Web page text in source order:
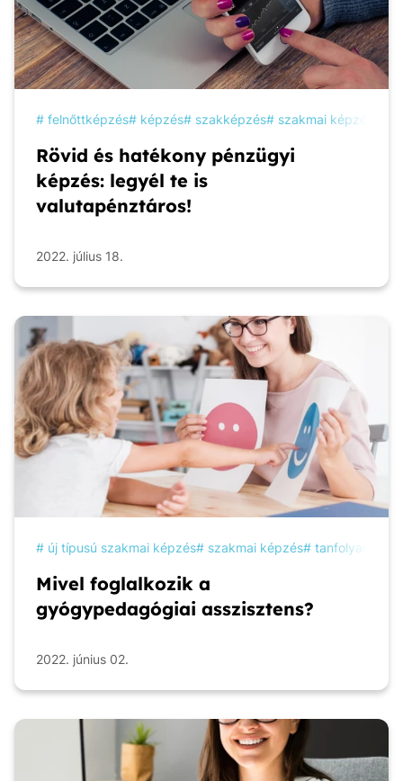
felnőttképzés képzés szakképzés szakmai képzés
Rövid és hatékony pénzügyi
képzés: legyél te is
valutapénztáros!
2022. július 18.
új típusú szakmai képzés szakmai képzés tanfolyam
Mivel foglalkozik a
gyógypedagógiai asszisztens?
2022. június 02.